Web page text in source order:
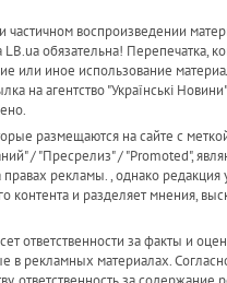
воспроизведении
LB.ua обязательна! Перепечатка,
или иное использование
на агентство "Українськi
размещаются на сайте с
/ "Пресрелиз" / "Promoted",
рекламы. , однако редакция
контента и разделяет мнения,
ответственности за факты и
в рекламных материалах.